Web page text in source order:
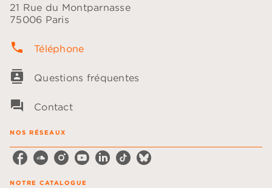
21 Rue du Montparnasse
75006 Paris
phone Téléphone
contacts Questions fréquentes
question_answer Contact
NOS RÉSEAUX
NOTRE CATALOGUE